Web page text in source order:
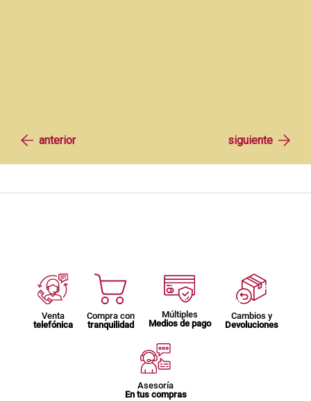
Venta
telefónica
Compra con
tranquilidad
Múltiples
Medios de pago
Cambios y
Devoluciones
Asesoría
En tus compras